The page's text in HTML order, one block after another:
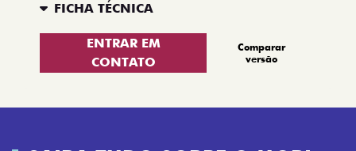
FICHA TÉCNICA
ENTRAR EM
CONTATO
Comparar
versão